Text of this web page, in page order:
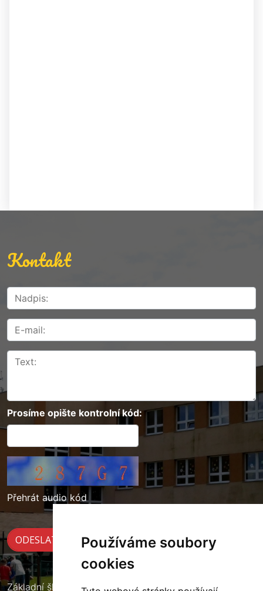
Používáme soubory
cookies
Kontakt
Prosíme opište kontrolní kód:
Přehrát audio kód
Základní škola Cerekvice nad Loučnou